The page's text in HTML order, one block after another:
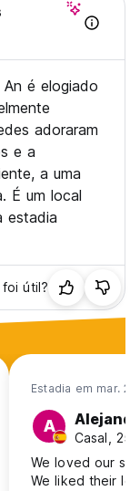
é elogiado
adoraram
e a
a uma
É um local
estadia
foi útil?
Estadia em mar.
A
Casal,
We loved our
We liked their